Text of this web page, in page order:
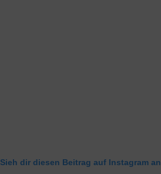
Sieh dir diesen Beitrag auf Instagram an